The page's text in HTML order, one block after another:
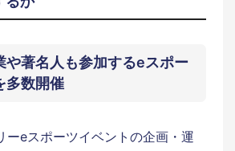
や著名人も参加するeスポー
多数開催
ーeスポーツイベントの企画・運